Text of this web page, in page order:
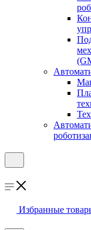
Избранные